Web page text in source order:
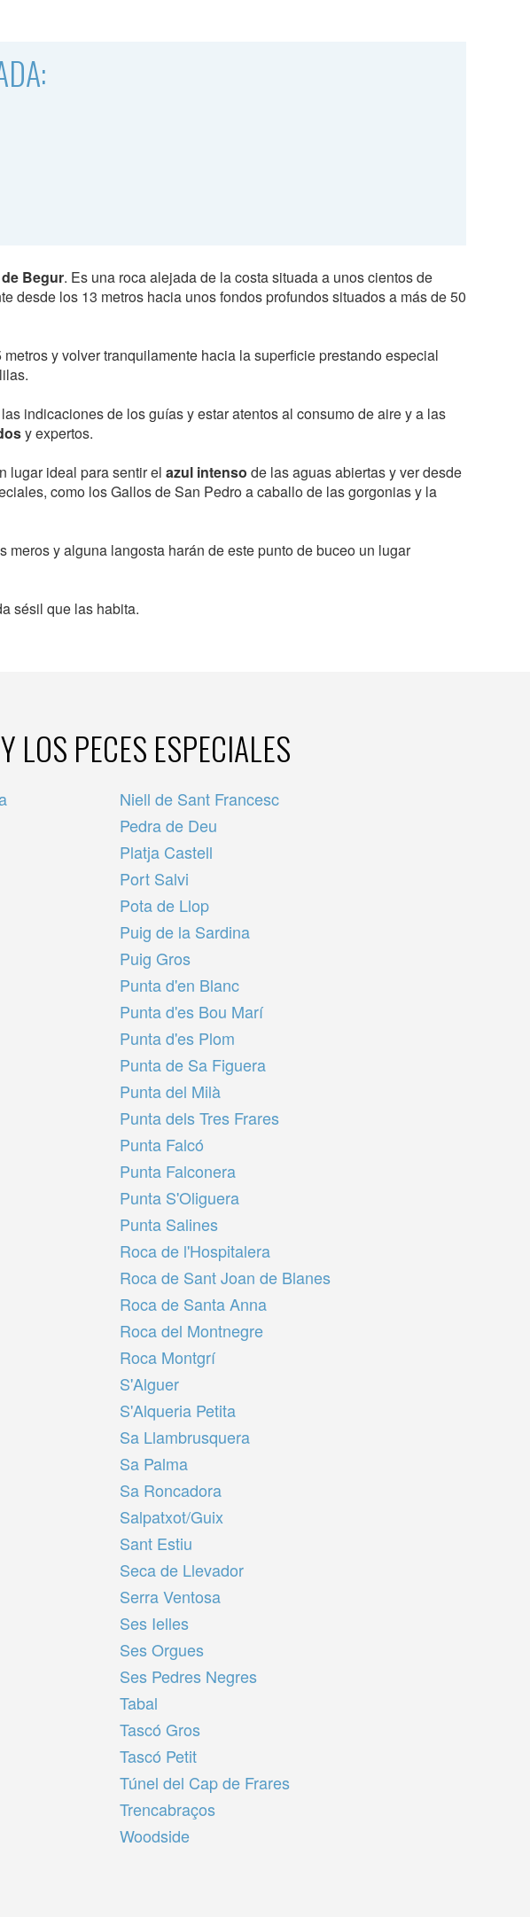
Begur. Es una roca alejada de la costa situada a unos cientos de
desde los 13 metros hacia unos fondos profundos situados a más de 50
y volver tranquilamente hacia la superficie prestando especial
indicaciones de los guías y estar atentos al consumo de aire y a las
y expertos.
lugar ideal para sentir el azul intenso de las aguas abiertas y ver desde
como los Gallos de San Pedro a caballo de las gorgonias y la
meros y alguna langosta harán de este punto de buceo un lugar
sésil que las habita.
LOS PECES ESPECIALES
Niell de Sant Francesc
Pedra de Deu
Platja Castell
Port Salvi
Pota de Llop
Puig de la Sardina
Puig Gros
Punta d'en Blanc
Punta d'es Bou Marí
Punta d'es Plom
Punta de Sa Figuera
Punta del Milà
Punta dels Tres Frares
Punta Falcó
Punta Falconera
Punta S'Oliguera
Punta Salines
Roca de l'Hospitalera
Roca de Sant Joan de Blanes
Roca de Santa Anna
Roca del Montnegre
Roca Montgrí
S'Alguer
S'Alqueria Petita
Sa Llambrusquera
Sa Palma
Sa Roncadora
Salpatxot/Guix
Sant Estiu
Seca de Llevador
Serra Ventosa
Ses Ielles
Ses Orgues
Ses Pedres Negres
Tabal
Tascó Gros
Tascó Petit
Túnel del Cap de Frares
Trencabraços
Woodside